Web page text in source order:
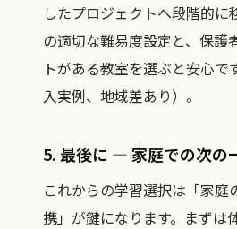
したプロジェクトへ段階的に
の適切な難易度設定と、保護
トがある教室を選ぶと安心
入実例、地域差あり）。
5. 最後に — 家庭での次の
これからの学習選択は「家庭
携」が鍵になります。まずは